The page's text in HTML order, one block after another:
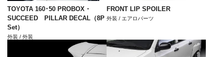
TOYOTA 160･50 PROBOX・
SUCCEED PILLAR DECAL（8P
Set）
外装 / 外装
FRONT LIP SPOILER
外装 / エアロパーツ